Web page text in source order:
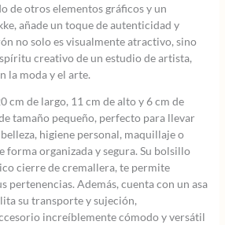
de otros elementos gráficos y un
añade un toque de autenticidad y
no solo es visualmente atractivo, sino
creativo de un estudio de artista,
la moda y el arte.
cm de largo, 11 cm de alto y 6 cm de
tamaño pequeño, perfecto para llevar
higiene personal, maquillaje o
forma organizada y segura. Su bolsillo
cierre de cremallera, te permite
pertenencias. Además, cuenta con un asa
su transporte y sujeción,
increíblemente cómodo y versátil